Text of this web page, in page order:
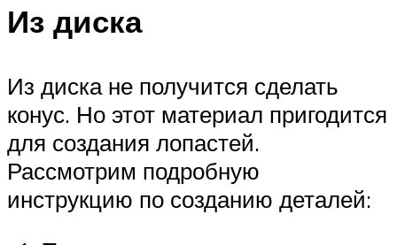
Из диска
Из диска не получится сделать
конус. Но этот материал пригодится
для создания лопастей.
Рассмотрим подробную
инструкцию по созданию деталей: